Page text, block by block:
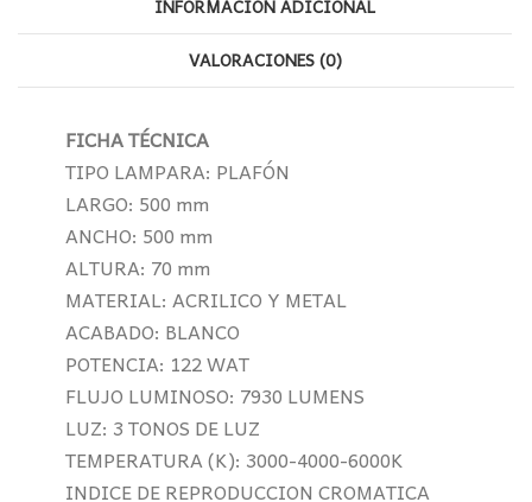
INFORMACIÓN ADICIONAL
VALORACIONES (0)
FICHA TÉCNICA
TIPO LAMPARA: PLAFÓN
LARGO: 500 mm
ANCHO: 500 mm
ALTURA: 70 mm
MATERIAL: ACRILICO Y METAL
ACABADO: BLANCO
POTENCIA: 122 WAT
FLUJO LUMINOSO: 7930 LUMENS
LUZ: 3 TONOS DE LUZ
TEMPERATURA (K): 3000-4000-6000K
INDICE DE REPRODUCCION CROMATICA